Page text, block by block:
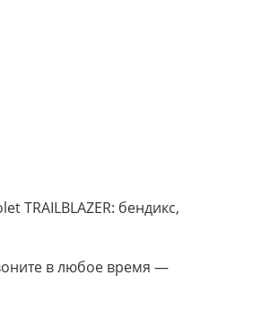
TRAILBLAZER: бендикс,
в любое время —